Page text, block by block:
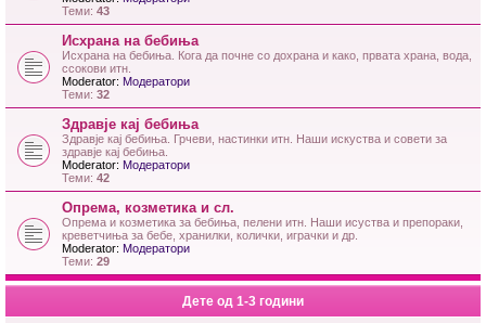
Теми: 43
Исхрана на бебиња
Исхрана на бебиња. Кога да почне со дохрана и како, првата храна, вода,
ссокови итн.
Moderator: Модератори
Теми: 32
Здравје кај бебиња
Здравје кај бебиња. Грчеви, настинки итн. Наши искуства и совети за
здравје кај бебиња.
Moderator: Модератори
Теми: 42
Опрема, козметика и сл.
Опрема и козметика за бебиња, пелени итн. Наши исуства и препораки,
креветчиња за бебе, хранилки, колички, играчки и др.
Moderator: Модератори
Теми: 29
Дете од 1-3 години